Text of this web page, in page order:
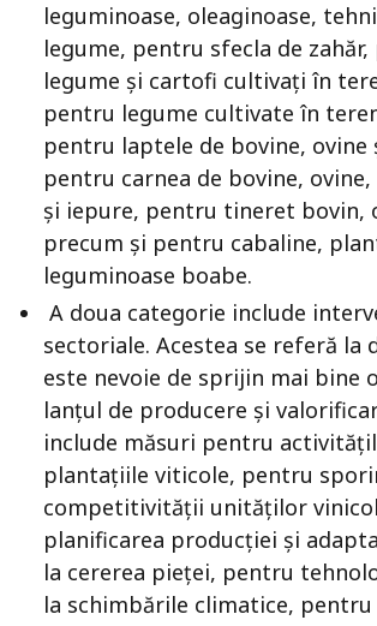
leguminoase, oleaginoase,
legume, pentru sfecla de
legume și cartofi cultivați în
pentru legume cultivate în
pentru laptele de bovine, ovine
pentru carnea de bovine,
și iepure, pentru tineret bovin,
precum și pentru cabaline,
leguminoase boabe.
A doua categorie include
sectoriale. Acestea se referă la
este nevoie de sprijin mai bine
lanțul de producere și
include măsuri pentru
plantațiile viticole, pentru
competitivității unităților
planificarea producției și
la cererea pieței, pentru
la schimbările climatice,